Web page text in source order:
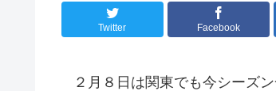
Twitter Facebook
２月８日は関東でも今シーズ